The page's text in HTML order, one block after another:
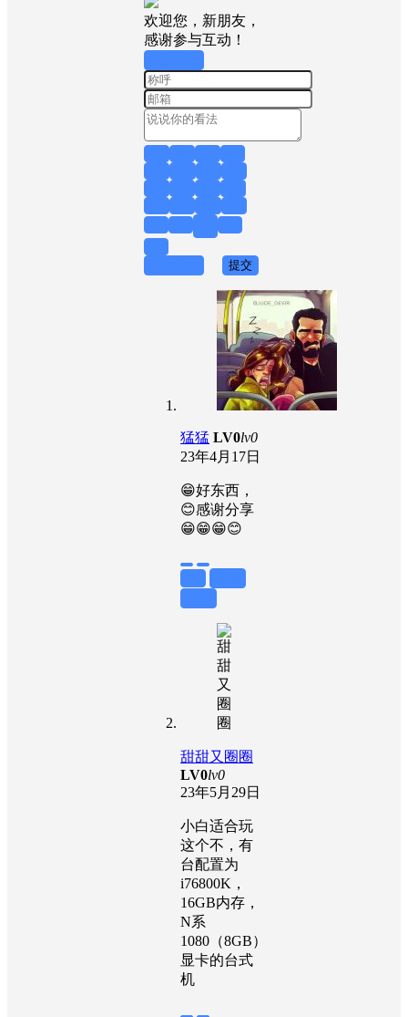
欢迎您，新朋友，
感谢参与互动！
提交
猛猛 LV0lv0
23年4月17日
😁好东西，
😊感谢分享
😁😁😁😊
甜甜又圈圈
LV0lv0
23年5月29日
小白适合玩
这个不，有
台配置为
i76800K，
16GB内存，
N系
1080（8GB）
显卡的台式
机